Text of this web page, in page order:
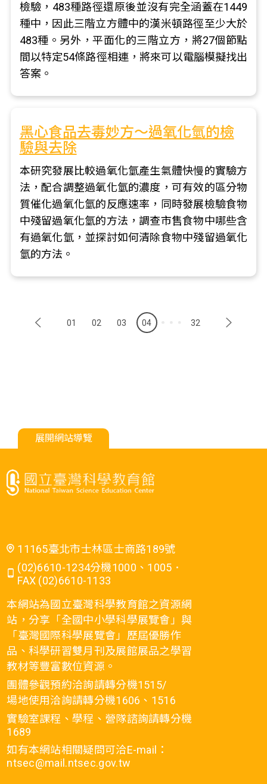
檢驗，483種路徑還原後並沒有完全涵蓋在1449
種中，因此三階立方體中的漢米頓路徑至少大於
483種。另外，平面化的三階立方，將27個節點
間以特定54條路徑相連，將來可以電腦模擬找出
答案。
黑心食品去毒妙方～過氧化氫的檢
驗與去除
本研究發展比較過氧化氫產生氣體快慢的實驗方
法，配合調整過氧化氫的濃度，可有效的區分物
質催化過氧化氫的反應速率，同時發展檢驗食物
中殘留過氧化氫的方法，調查市售食物中哪些含
有過氧化氫，並探討如何清除食物中殘留過氧化
氫的方法。
01 02 03 04 32
展開網站導覽
11165臺北市士林區士商路189號
(02)6610-1234分機1000、1005．
FAX (02)6610-1133
本網站為國立臺灣科學教育館之資源網
站，分享「全國中小學科學展覽會」與
「臺灣國際科學展覽會」歷屆優勝作
品、科學研習雙月刊及展館展品之學習
教材等豐富數位資源。
團體參觀預約洽詢請轉分機1515/
場地使用洽詢請轉分機1606、1516
實驗室課程、學程、營隊諮詢請轉分機
1689
如有本網站相關疑問可洽E-mail：
ntsec@mail.ntsec.gov.tw